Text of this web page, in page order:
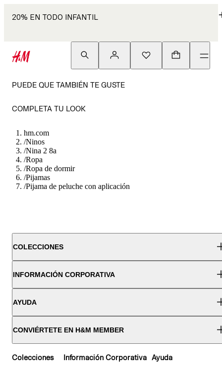
20% EN TODO INFANTIL
PUEDE QUE TAMBIÉN TE GUSTE
COMPLETA TU LOOK
hm.com
/Ninos
/Nina 2 8a
/Ropa
/Ropa de dormir
/Pijamas
/Pijama de peluche con aplicación
COLECCIONES
INFORMACIÓN CORPORATIVA
AYUDA
CONVIÉRTETE EN H&M MEMBER
Colecciones Información Corporativa Ayuda